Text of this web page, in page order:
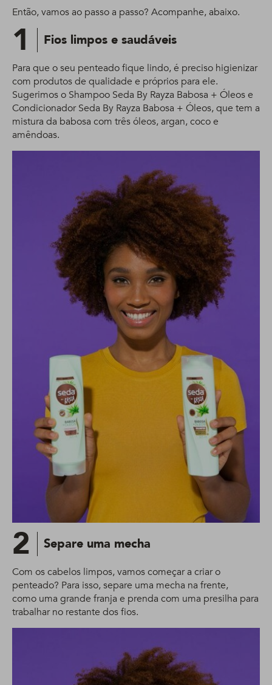
Então, vamos ao passo a passo? Acompanhe, abaixo.
1 Fios limpos e saudáveis
Para que o seu penteado fique lindo, é preciso higienizar
com produtos de qualidade e próprios para ele.
Sugerimos o Shampoo Seda By Rayza Babosa + Óleos e
Condicionador Seda By Rayza Babosa + Óleos, que tem a
mistura da babosa com três óleos, argan, coco e
amêndoas.
2 Separe uma mecha
Com os cabelos limpos, vamos começar a criar o
penteado? Para isso, separe uma mecha na frente,
como uma grande franja e prenda com uma presilha para
trabalhar no restante dos fios.